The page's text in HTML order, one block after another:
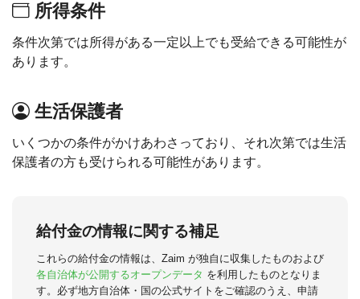
所得条件
条件次第では所得がある一定以上でも受給できる可能性が
あります。
生活保護者
いくつかの条件がかけあわさっており、それ次第では生活
保護者の方も受けられる可能性があります。
給付金の情報に関する補足
これらの給付金の情報は、Zaim が独自に収集したものおよび
各自治体が公開するオープンデータ を利用したものとなりま
す。必ず地方自治体・国の公式サイトをご確認のうえ、申請